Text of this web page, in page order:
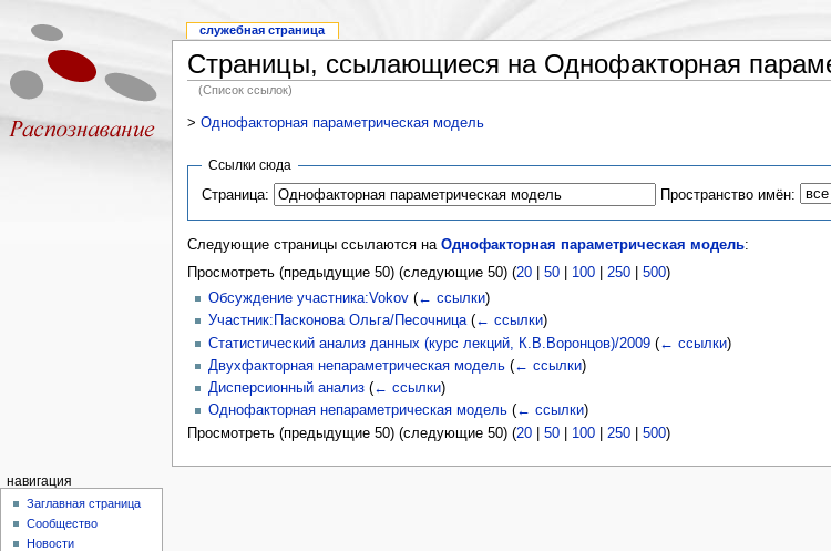
Страницы, ссылающиеся на Однофакторная
(Список ссылок)
> Однофакторная параметрическая модель
Ссылки сюда
Страница:
Пространство имён:
Следующие страницы ссылаются на Однофакторная параметрическая модель:
Просмотреть (предыдущие 50) (следующие 50) (20| 50| 100| 250| 500)
Обсуждение участника:Vokov (← ссылки)
Участник:Пасконова Ольга/Песочница (← ссылки)
Статистический анализ данных (курс лекций, К.В.Воронцов)/2009 (← ссылки)
Двухфакторная непараметрическая модель (← ссылки)
Дисперсионный анализ (← ссылки)
Однофакторная непараметрическая модель (← ссылки)
Просмотреть (предыдущие 50) (следующие 50) (20| 50| 100| 250| 500)
служебная страница
навигация
Заглавная страница
Сообщество
Новости